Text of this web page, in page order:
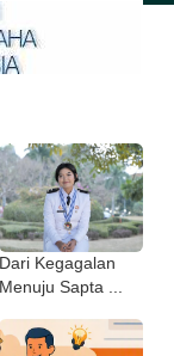
Dari Kegagalan
Menuju Sapta ...